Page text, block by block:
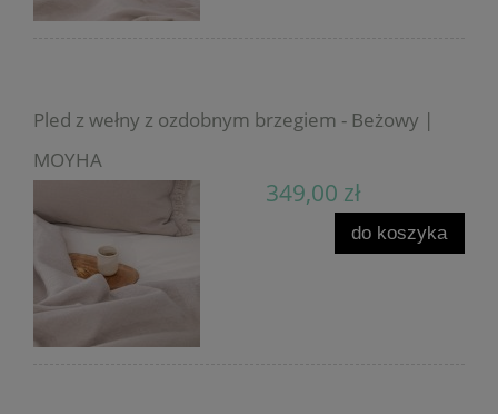
Pled z wełny z ozdobnym brzegiem - Beżowy |
MOYHA
349,00 zł
do koszyka